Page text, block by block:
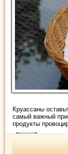
Круассаны
самый важный
продукты